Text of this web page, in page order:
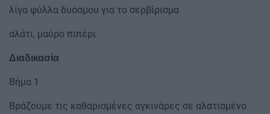
λίγα φύλλα δυόσμου για το σερβίρισμα
αλάτι, μαύρο πιπέρι
Διαδικασία
Βήμα 1
Βράζουμε τις καθαρισμένες αγκινάρες σε αλατισμένο